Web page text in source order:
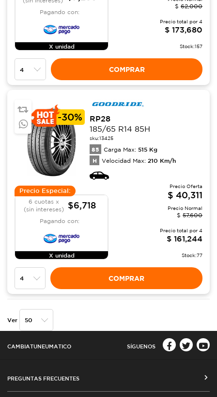
Pagando con:
X unidad
$ 62,000
Precio total por 4
$ 173,680
Stock:157
COMPRAR
-30%
RP28
185/65 R14 85H
sku:13425
85 Carga Max: 515 Kg
H Velocidad Max: 210 Km/h
Precio Especial:
6 cuotas x
(sin intereses)
$6,718
Pagando con:
X unidad
Precio Oferta
$ 40,311
Precio Normal
$ 57,600
Precio total por 4
$ 161,244
Stock:77
COMPRAR
Ver
CAMBIATUNEUMATICO SÍGUENOS
PREGUNTAS FRECUENTES